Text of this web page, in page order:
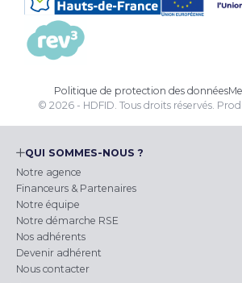
Politique de protection des données
© 2026 - HDFID. Tous droits réservés.
QUI SOMMES-NOUS ?
Notre agence
Financeurs & Partenaires
Notre équipe
Notre démarche RSE
Nos adhérents
Devenir adhérent
Nous contacter